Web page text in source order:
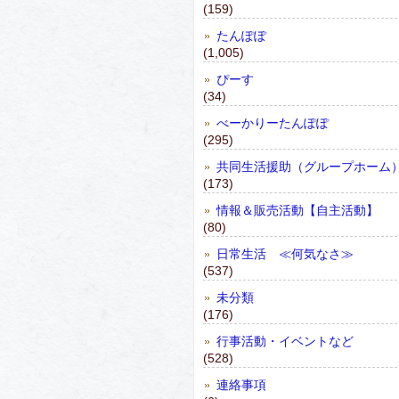
(159)
たんぽぽ
(1,005)
ぴーす
(34)
べーかりーたんぽぽ
(295)
共同生活援助（グループホーム
(173)
情報＆販売活動【自主活動】
(80)
日常生活 ≪何気なさ≫
(537)
未分類
(176)
行事活動・イベントなど
(528)
連絡事項